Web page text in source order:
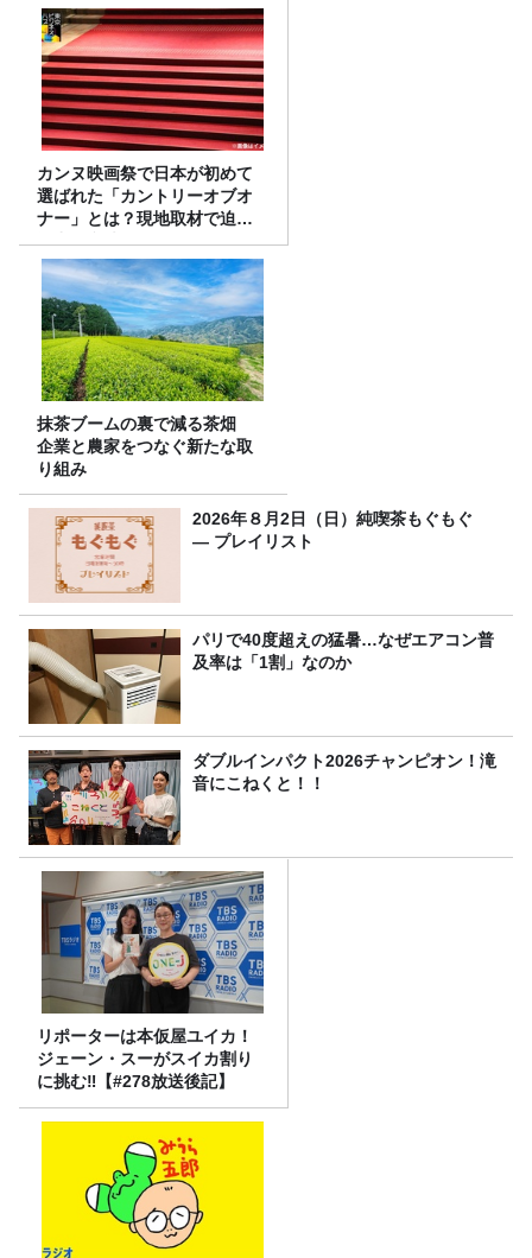
カンヌ映画祭で日本が初めて
選ばれた「カントリーオブオ
ナー」とは？現地取材で迫る
選出の意味
抹茶ブームの裏で減る茶畑
企業と農家をつなぐ新たな取
り組み
2026年８月2日（日）純喫茶もぐもぐ
― プレイリスト
パリで40度超えの猛暑…なぜエアコン普
及率は「1割」なのか
ダブルインパクト2026チャンピオン！滝
音にこねくと！！
リポーターは本仮屋ユイカ！
ジェーン・スーがスイカ割り
に挑む‼【#278放送後記】